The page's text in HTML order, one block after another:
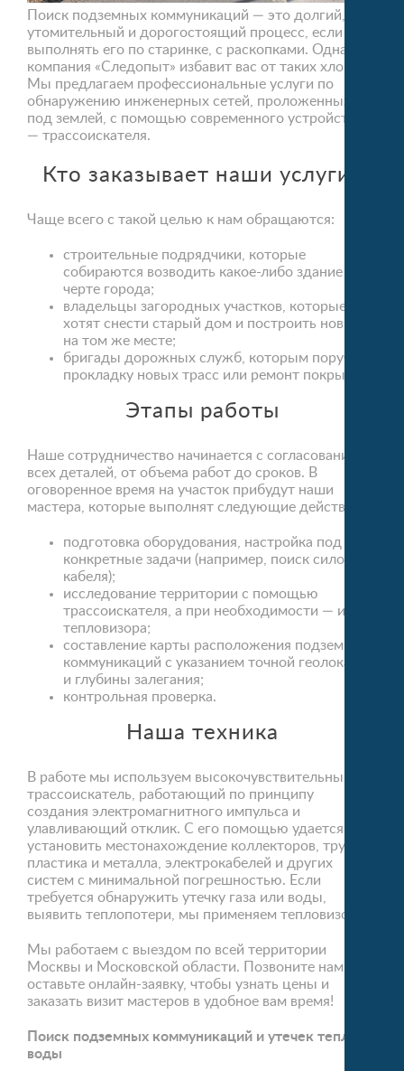
Поиск подземных коммуникаций — это долгий,
утомительный и дорогостоящий процесс, если
выполнять его по старинке, с раскопками. Однако
компания «Следопыт» избавит вас от таких хлопот!
Мы предлагаем профессиональные услуги по
обнаружению инженерных сетей, проложенных
под землей, с помощью современного устройства
— трассоискателя.
Кто заказывает наши услуги?
Чаще всего с такой целью к нам обращаются:
строительные подрядчики, которые
собираются возводить какое-либо здание в
черте города;
владельцы загородных участков, которые
хотят снести старый дом и построить новый
на том же месте;
бригады дорожных служб, которым поручили
прокладку новых трасс или ремонт покрытия.
Этапы работы
Наше сотрудничество начинается с согласования
всех деталей, от объема работ до сроков. В
оговоренное время на участок прибудут наши
мастера, которые выполнят следующие действия:
подготовка оборудования, настройка под
конкретные задачи (например, поиск силового
кабеля);
исследование территории с помощью
трассоискателя, а при необходимости — и
тепловизора;
составление карты расположения подземных
коммуникаций с указанием точной геолокации
и глубины залегания;
контрольная проверка.
Наша техника
В работе мы используем высокочувствительный
трассоискатель, работающий по принципу
создания электромагнитного импульса и
улавливающий отклик. С его помощью удается
установить местонахождение коллекторов, труб из
пластика и металла, электрокабелей и других
систем с минимальной погрешностью. Если
требуется обнаружить утечку газа или воды,
выявить теплопотери, мы применяем тепловизор.
Мы работаем с выездом по всей территории
Москвы и Московской области. Позвоните нам или
оставьте онлайн-заявку, чтобы узнать цены и
заказать визит мастеров в удобное вам время!
Поиск подземных коммуникаций и утечек тепла и
воды